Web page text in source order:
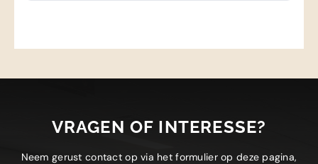
VRAGEN OF INTERESSE?
Neem gerust contact op via het formulier op deze pagina,